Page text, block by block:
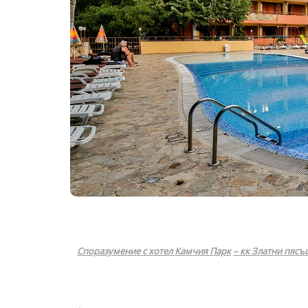
Споразумениесхотел Камчия Парк – кк Златни